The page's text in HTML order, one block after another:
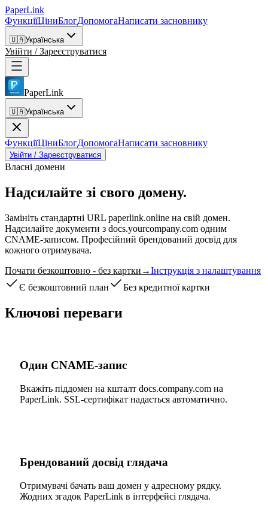
PaperLink
ФункціїЦіниБлогДопомогаНаписати засновнику
🇺🇦Українська
Увійти / Зареєструватися
PaperLink
🇺🇦Українська
ФункціїЦіниБлогДопомогаНаписати засновнику
Увійти / Зареєструватися
Власні домени
Надсилайте зі свого домену.
Замініть стандартні URL paperlink.online на свій домен.
Надсилайте документи з docs.yourcompany.com одним
CNAME-записом. Професійний брендований досвід для
кожного отримувача.
Почати безкоштовно - без картки →Інструкція з налаштування
Є безкоштовний план
Без кредитної картки
Ключові переваги
Один CNAME-запис
Вкажіть піддомен на кшталт docs.company.com на
PaperLink. SSL-сертифікат надається автоматично.
Брендований досвід глядача
Отримувачі бачать ваш домен у адресному рядку.
Жодних згадок PaperLink в інтерфейсі глядача.